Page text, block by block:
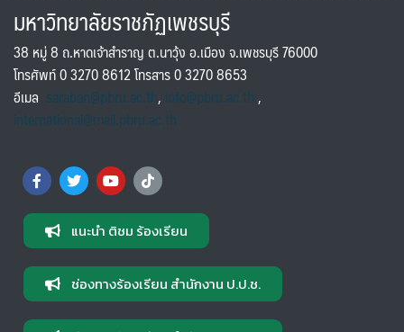
มหาวิทยาลัยราชภัฏเพชรบุรี
38 หมู่ 8 ถ.หาดเจ้าสำราญ ต.นาวุ้ง อ.เมือง จ.เพชรบุรี 76000
โทรศัพท์ 0 3270 8612 โทรสาร 0 3270 8653
อีเมล saraban@pbru.ac.th, info@pbru.ac.th,
international@mail.pbru.ac.th
แนะนำ ติชม ร้องเรียน
ช่องทางร้องเรียน สำนักงาน ป.ป.ช.